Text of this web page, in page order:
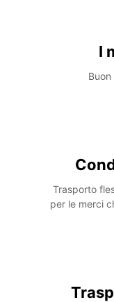
I
Trasporto
per le merci